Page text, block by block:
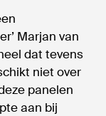
Marjan van
dat tevens
niet over
panelen
aan bij